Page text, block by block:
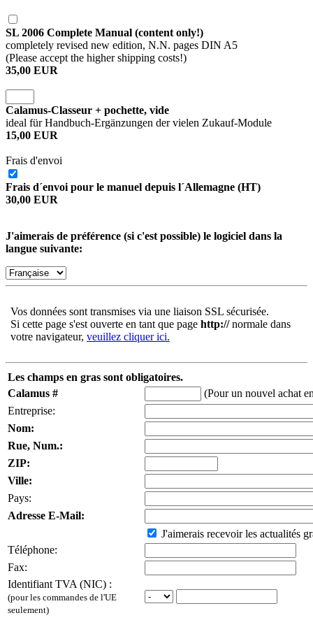
SL 2006 Complete Manual (content only!)
completely revised new edition, N.N. pages DIN A5
(Please accept the higher shipping costs!)
35,00 EUR
Calamus-Classeur + pochette, vide
ideal für Handbuch-Ergänzungen der vielen Zukauf-Module
15,00 EUR
Frais d'envoi
Frais d´envoi pour le manuel depuis l´Allemagne (HT)
30,00 EUR
J'aimerais de préférence (si c'est possible) le logiciel dans la
langue suivante:
Vos données sont transmises via une liaison SSL sécurisée.
Si cette page s'est ouverte en tant que page http://normale dans
votre navigateur, veuillez cliquer ici.
Les champs en gras sont obligatoires.
Calamus #
(Pour un nouvel achat
Entreprise:
Nom:
Rue, Num.:
ZIP:
Ville:
Pays:
Adresse E-Mail:
J'aimerais recevoir les actualités
Téléphone:
Fax:
Identifiant TVA (NIC) :
(pour les commandes de l'UE
seulement)